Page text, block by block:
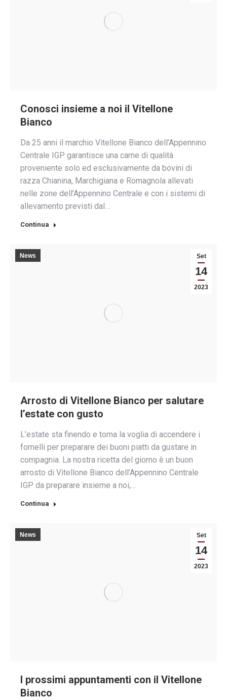
Conosci insieme a noi il Vitellone
Bianco
Da 25 anni il marchio Vitellone Bianco dell’Appennino
Centrale IGP garantisce una carne di qualità
proveniente solo ed esclusivamente da bovini di
razza Chianina, Marchigiana e Romagnola allevati
nelle zone dell’Appennino Centrale e con i sistemi di
allevamento previsti dal…
Continua
Set
14
2023
News
Arrosto di Vitellone Bianco per salutare
l’estate con gusto
L’estate sta finendo e torna la voglia di accendere i
fornelli per preparare dei buoni piatti da gustare in
compagnia. La nostra ricetta del giorno è un buon
arrosto di Vitellone Bianco dell’Appennino Centrale
IGP da preparare insieme a noi,…
Continua
Set
14
2023
News
I prossimi appuntamenti con il Vitellone
Bianco